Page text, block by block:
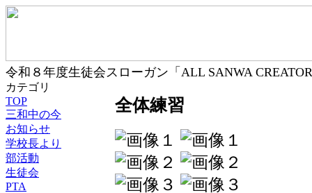
令和８年度生徒会スローガン「ALL SANWA
カテゴリ
TOP
三和中の今
お知らせ
学校長より
部活動
生徒会
PTA
全体練習